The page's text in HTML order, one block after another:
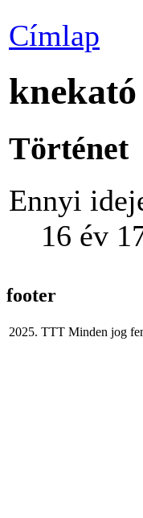
Címlap
knekató
Történet
Ennyi
16 év
footer
2025. TTT Minden jog